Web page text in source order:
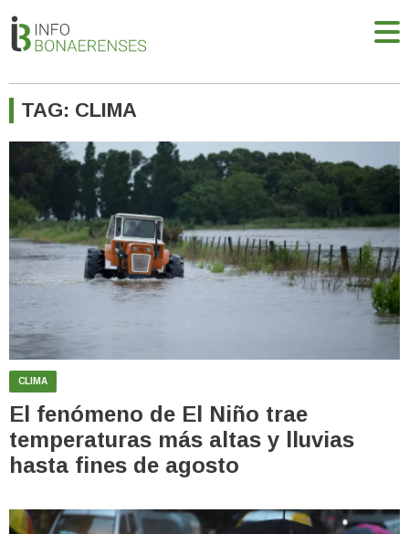
TAG: CLIMA
CLIMA
El fenómeno de El Niño trae
temperaturas más altas y lluvias
hasta fines de agosto